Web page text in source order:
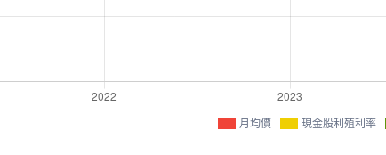
月均價 現金股利殖利率